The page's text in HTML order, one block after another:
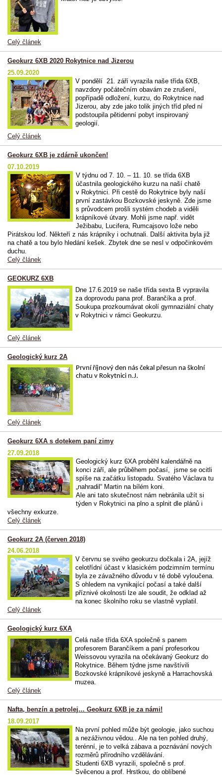
Celý článek
Geokurz 6XB 2020 Rokytnice nad Jizerou
25.09.2020
V pondělí 21. září vyrazila naše třída 6XB,
navzdory počátečním obavám ze zrušení,
popřípadě odložení, kurzu, do Rokytnice nad
Jizerou, aby zde jako tolik jiných tříd před ní
podstoupila pětidenní pobyt inspirovaný
geologií.
Celý článek
Geokurz 6XB je zdárně ukončen!
07.10.2019
V týdnu od 7. 10. – 11. 10. se třída 6XB
účastnila geologického kurzu na naší chatě
v Rokytnici. Při cestě do Rokytnice byly naší
první zastávkou Bozkovské jeskyně. Zde jsme
s průvodcem prošli systém chodeb a viděli
krápníkové útvary. Mohli jsme např. vidět
Ježibabu, Lucifera, Rumcajsovo lože nebo
Pirátskou loď. Někteří z nás krápníky i ochutnali. Další aktivita byla již
na chatě a tou bylo hledání kešek. Zbytek dne se nesl v odpočinkovém
duchu.
Celý článek
GEOKURZ 6XB
Dne 17.6.2019 se naše třída sexta B vypravila
za doprovodu pana prof. Barančíka a prof.
Soukupa prozkoumávat okolí gymnaziální chaty
v Rokytnici v rámci Geokurzu.
Celý článek
Geologický kurz 2A
První říjnový den nás čekal přesun na školní
chatu v Rokytnici n.J.
Celý článek
Geokurz 6XA s dotekem paní zimy
27.09.2018
Geologický kurz 6XA proběhl kalendářně na
konci září, ale průběhem počasí, jsme se ocitli
spíše na začátku listopadu. Svatého Václava tu
„nahradil“ Martin na bílém koni.
Ale ani tato skutečnost nám nebránila užít si
týden v Rokytnici na plno a splnit dle plánů i
všechny exkurze.
Celý článek
Geokurz 2A (červen 2018)
24.06.2018
V červnu se svého geokurzu dočkala i 2A, jejíž
celotřídní účast v klasickém podzimním termínu
byla ze závažného důvodu v té době vyloučena.
S ohledem na vynikající počasí a také další
příznivé okolnosti lze ale soudit, že odklad až
na konec školního roku se vlastně vyplatil.
Celý článek
Geologický kurz 6XA
Celá naše třída 6XA společně s panem
profesorem Barančíkem a paní profesorkou
Weissovou vyrazila na očekávaný Geokurz do
Rokytnice. Během týdne jsme navštívili
Bozkovské krápníkové jeskyně a Harrachovská
muzea.
Celý článek
Nafta, benzín a petrolej… Geokurz 6XB je za námi!
18.09.2017
Na první pohled může být geologie, jako suchou
a nezáživnou vědou.. Ale na ten pohled druhý,
terénní, je to velká zábava a poznávání nových
rozměrů přírodního vzdělávání.
Studenti 6XB vyrazili, společně s prof.
Svěcenou a prof. Hrstkou, do oblíbené